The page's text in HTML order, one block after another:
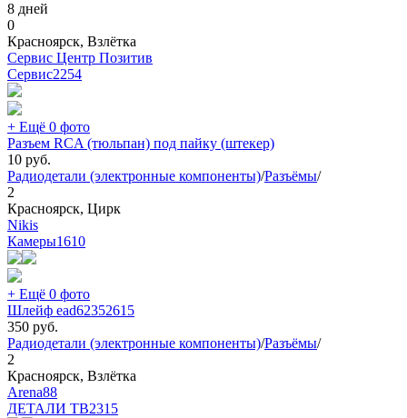
8 дней
0
Красноярск, Взлётка
Сервис Центр Позитив
Сервис2254
+ Ещё 0 фото
Разъем RCA (тюльпан) под пайку (штекер)
10 руб.
Радиодетали (электронные компоненты)/Разъёмы/
2
Красноярск, Цирк
Nikis
Камеры1610
+ Ещё 0 фото
Шлейф ead62352615
350 руб.
Радиодетали (электронные компоненты)/Разъёмы/
2
Красноярск, Взлётка
Arena88
ДЕТАЛИ ТВ2315